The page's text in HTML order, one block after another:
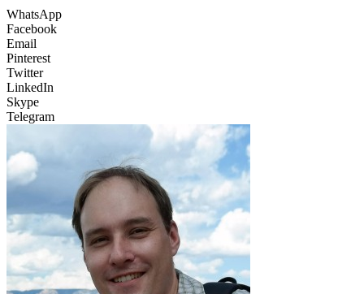
WhatsApp
Facebook
Email
Pinterest
Twitter
LinkedIn
Skype
Telegram